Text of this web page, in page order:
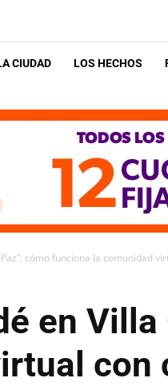
CIUDAD LOS HECHOS
cómo funciona la comunidad
en
con